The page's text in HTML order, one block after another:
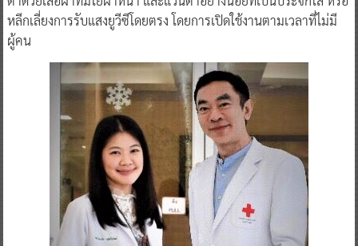
หลีกเลี่ยงการรับแสงยูวีซีโดยตรง โดยการเปิดใช้งานตามเวลาที่ไม่มี
ผู้คน